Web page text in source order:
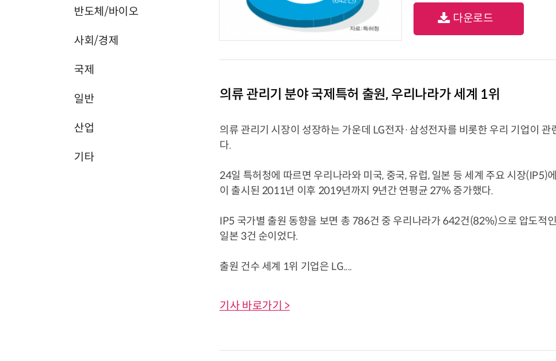
반도체/바이오
사회/경제
국제
일반
산업
기타
다운로드
의류 관리기 분야 국제특허 출원, 우리나라가 세계 1위
의류 관리기 시장이 성장하는 가운데 LG전자·삼성전자를 비롯한 우리 기업이
다.
24일 특허청에 따르면 우리나라와 미국, 중국, 유럽, 일본 등 세계 주요 시장(IP5)
이 출시된 2011년 이후 2019년까지 9년간 연평균 27% 증가했다.
IP5 국가별 출원 동향을 보면 총 786건 중 우리나라가 642건(82%)으로 압도적
일본 3건 순이었다.
출원 건수 세계 1위 기업은 LG....
기사 바로가기 >